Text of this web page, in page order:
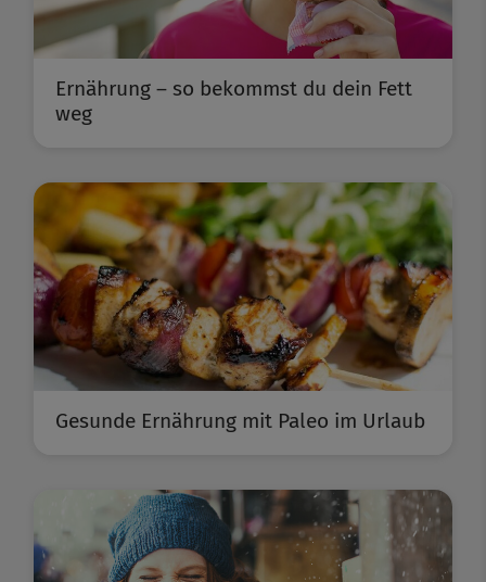
Ernährung – so bekommst du dein Fett
weg
Gesunde Ernährung mit Paleo im Urlaub